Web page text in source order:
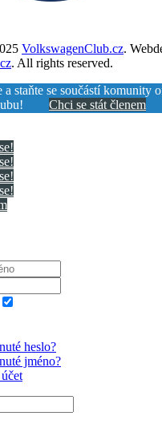
VolkswagenClub.cz.
. All rights reserved.
a staňte se součástí komunity
clubu! Chci se stát členem
heslo?
jméno?